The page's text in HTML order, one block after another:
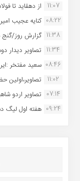
11:07
از دهقاید تا
08:22 کنایه عجیب
11:38 گزارش روز/گنج
11:34 تصاویر دیدار
08:46 سعید مفتخر
11:02
تصاویر،اولین
07:14 تصاویر اردو
09:24 هفته اول لیگ